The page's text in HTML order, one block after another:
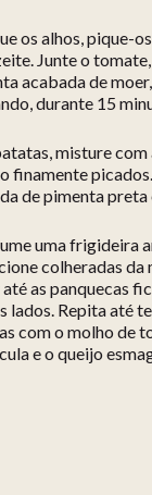
os alhos, pique-
Junte o
acabada de
durante 15
misture com
finamente
de pimenta preta
uma frigideira
colheradas
as panquecas
lados. Repita até
com o molho de
e o queijo